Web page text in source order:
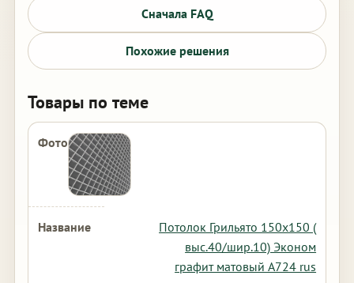
Сначала FAQ
Похожие решения
Товары по теме
Потолок Грильято 150х150 (
выс.40/шир.10) Эконом
графит матовый А724 rus